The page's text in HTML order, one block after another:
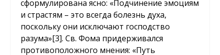
сформулирована ясно: «Подчинение эмоциям
и страстям – это всегда болезнь духа,
поскольку они исключают господство
разума»[3]. Св. Фома придерживался
противоположного мнения: «Путь